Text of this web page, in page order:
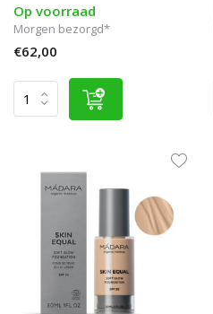
Op voorraad
Morgen bezorgd*
€62,00